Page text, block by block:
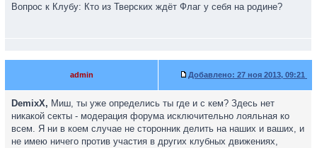
Вопрос к Клубу: Кто из Тверских ждёт Флаг у себя на родине?
admin Добавлено: 27 ноя 2013, 09:21
DemixX, Миш, ты уже определись ты где и с кем? Здесь нет
никакой секты - модерация форума исключительно лояльная ко
всем. Я ни в коем случае не сторонник делить на наших и ваших, и
не имею ничего против участия в других клубных движениях,